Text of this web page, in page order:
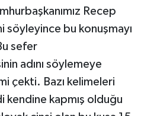
Recep
söyleyince bu konuşmayı
sefer
adını söylemeye
çekti. Bazı kelimeleri
kapmış olduğu